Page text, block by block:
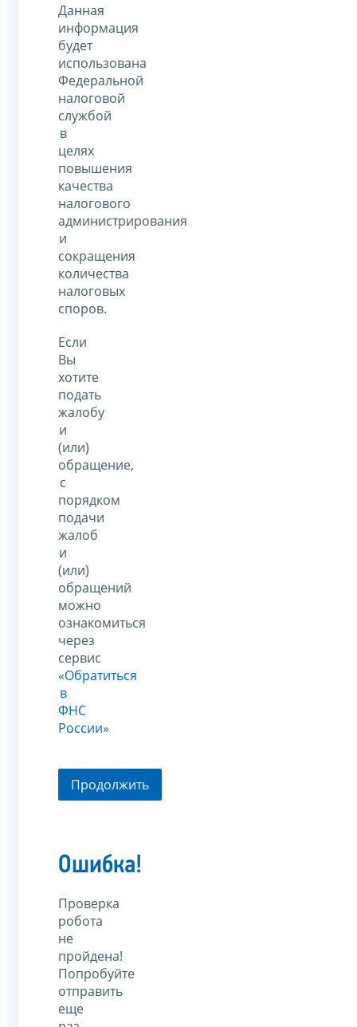
Данная
информация
будет
использована
Федеральной
налоговой
службой
в
целях
повышения
качества
налогового
администрирования
и
сокращения
количества
налоговых
споров.
Если
Вы
хотите
подать
жалобу
и
(или)
обращение,
с
порядком
подачи
жалоб
и
(или)
обращений
можно
ознакомиться
через
сервис
«Обратиться
в
ФНС
России»
Продолжить
Ошибка!
Проверка
робота
не
пройдена!
Попробуйте
отправить
еще